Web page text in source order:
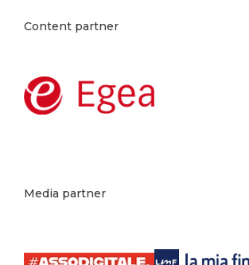
Content partner
Media partner